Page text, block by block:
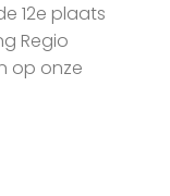
12e plaats
Regio
op onze